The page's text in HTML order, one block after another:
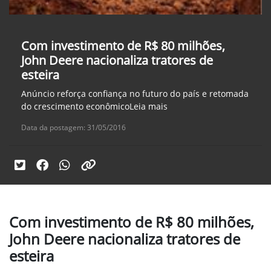
Com investimento de R$ 80 milhões,
John Deere nacionaliza tratores de
esteira
Anúncio reforça confiança no futuro do país e retomada
do crescimento econômicoLeia mais
Data da postagem: 31/05/2016
Com investimento de R$ 80 milhões,
John Deere nacionaliza tratores de
esteira